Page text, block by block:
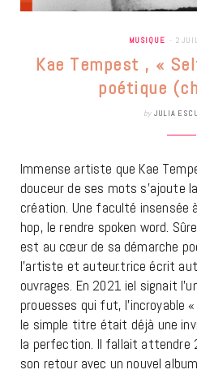
MUSIQUE 2
Kae Tempest , «
poétique
by JULIA
Immense artiste que Kae
douceur de ses mots s’ajoute
création. Une faculté insensée
hop, le rendre spoken word.
est au cœur de sa démarche
l’artiste et auteur.trice écrit
ouvrages. En 2021 iel signait
prouesses qui fut, l’incroyable
le simple titre était déjà une
la perfection. Il fallait attendre
son retour avec un nouvel